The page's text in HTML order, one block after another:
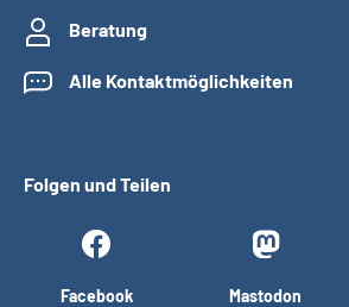
Beratung
Alle Kontaktmöglichkeiten
Folgen und Teilen
Facebook Mastodon